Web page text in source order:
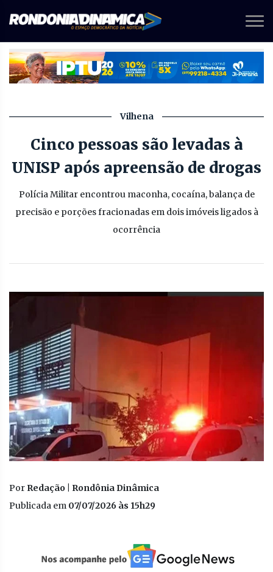
Vilhena
Cinco pessoas são levadas à
UNISP após apreensão de drogas
Polícia Militar encontrou maconha, cocaína, balança de
precisão e porções fracionadas em dois imóveis ligados à
ocorrência
Por Redação | Rondônia Dinâmica
Publicada em 07/07/2026 às 15h29